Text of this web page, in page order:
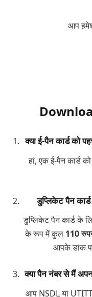
आप
क्या ई-पैन कार्ड को
हां, एक ई-पैन कार्ड
डुप्लिकेट पैन
डुप्लिकेट पैन कार्ड के
के रूप में कुल 110
आपके डाक
क्या पैन नंबर से मैं
आप NSDL या